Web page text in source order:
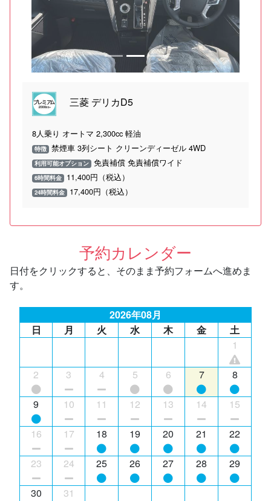
三菱 デリカD5
8人乗り オートマ 2,300cc 軽油
特徴 禁煙車 3列シート クリーンディーゼル 4WD
利用可能オプション 免責補償 免責補償ワイド
6時間料金 11,400円（税込）
24時間料金 17,400円（税込）
予約カレンダー
日付をクリックすると、そのまま予約フォームへ進めま
す。
2026年08月
日
月 火 水 木 金
土
1
2 3 4 5 6 7 8
9 10 11 12 13 14 15
16 17 18 19 20 21 22
23 24 25 26 27 28 29
30 31